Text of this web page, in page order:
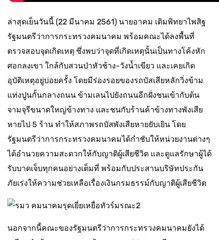
ล่าสุดเย็นวันนี้ (22 มีนาคม 2561) นายอาคม เติมพิทยาไพสิฐ
รัฐมนตรีว่าการกระทรวงคมนาคม พร้อมคณะได้ลงพื้นที่
ตรวจสอบจุดเกิดเหตุ ซึ่งพบว่าจุดที่เกิดเหตุนั้นเป็นทางโค้งหัก
ศอกลงเขา ใกล้กับสวนป่าหัวช้าง-วังน้ำเขียว และเคยเกิด
อุบัติเหตุอยู่บ่อยครั้ง โดยมีร่องรอยของรถบัสเสียหลักวิ่งข้าม
แท่งปูนกั้นกลางถนน ข้ามเลนไปยังถนนอีกฝั่งชนเข้ากับต้น
จามจุรีขนาดใหญ่ข้างทาง และชนกับร้านค้าข้างทางพังเสีย
หายไป 5 ร้าน ทำให้สภาพรถบัสพังเสียหายยับเยิน โดย
รัฐมนตรีว่าการกระทรวงคมนาคมได้กำชับให้หน่วยงานต่างๆ
ได้อำนวยความสะดวกให้กับญาติผู้เสียชีวิต และดูแลรักษาผู้ได้
รับบาดเจ็บทุกคนอย่างเต็มที่ พร้อมกับประสานบริษัทประกัน
ภัยเร่งให้ความช่วยเหลือเรื่องเงินกรมธรรม์กับญาติผู้เสียชีวิต
นอกจากนี้คณะของรัฐมนตรีว่าการกระทรวงคมนาคมยังได้